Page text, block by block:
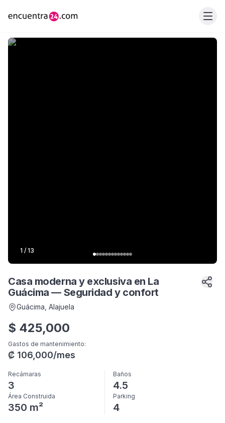
1 / 13
Casa moderna y exclusiva en La
Guácima — Seguridad y confort
Guácima , Alajuela
$ 425,000
Gastos de mantenimiento:
₡ 106,000/mes
Recámaras
3
Baños
4.5
Área Construida
350 m²
Parking
4